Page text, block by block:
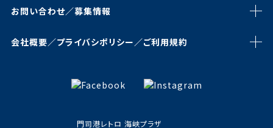
お問い合わせ／募集情報
会社概要／プライバシポリシー／ご利用規約
門司港レトロ 海峡プラザ